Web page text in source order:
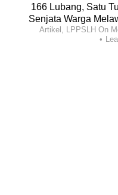
166 Lubang, Satu
Senjata Warga
Artikel LPPSLH On